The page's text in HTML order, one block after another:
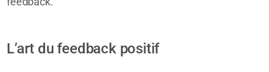
L’art du feedback positif